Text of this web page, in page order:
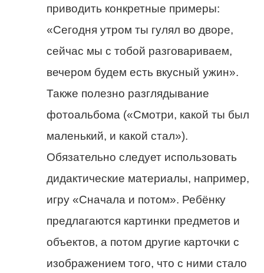
приводить конкретные примеры:
«Сегодня утром ты гулял во дворе,
сейчас мы с тобой разговариваем,
вечером будем есть вкусный ужин».
Также полезно разглядывание
фотоальбома («Смотри, какой ты был
маленький, и какой стал»).
Обязательно следует использовать
дидактические материалы, например,
игру «Сначала и потом». Ребёнку
предлагаются картинки предметов и
объектов, а потом другие карточки с
изображением того, что с ними стало